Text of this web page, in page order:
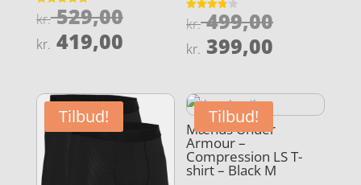
Vurderet
4.9
kr.529,00Den
oprindelige
kr. 529,00.
kr. 419,00Den
aktuelle
er:
kr. 419,00.
Vurderet
3.8
kr.499,00Den
kr.
kr. 399,00
pris
er:
kr.
Tilbud! Tilbud!
Mænds Under
Armour –
Compression LS T-
shirt – Black M